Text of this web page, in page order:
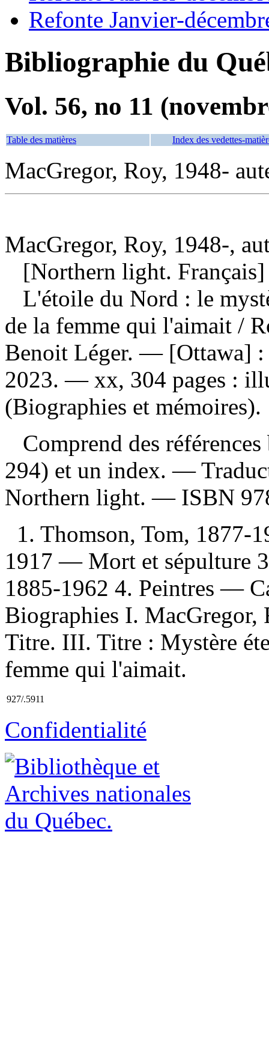
Refonte Janvier-
Bibliographie du
Vol. 56, no 11
Table des matières Index des vedettes-
MacGregor, Roy, 1948-
MacGregor, Roy, 1948-,
[Northern light. Français]
L'étoile du Nord : le
de la femme qui l'aimait /
Benoit Léger. — [Ottawa] :
2023. — xx, 304 pages :
(Biographies et mémoires).
Comprend des
294) et un index. —
Northern light. — ISBN
1. Thomson, Tom, 1877-
1917 — Mort et sépulture
1885-1962 4. Peintres —
Biographies I.
Titre. III. Titre : Mystère
femme qui l'aimait.
927/.5911
Confidentialité